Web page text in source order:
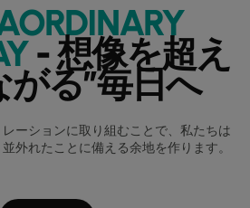
- 想像を超え
がる”毎日へ
ーションに取り組むことで、私たちは
外れたことに備える余地を作ります。